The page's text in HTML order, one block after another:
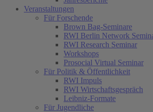
Veranstaltungen
Für Forschende
Brown Bag-Seminare
RWI Berlin Network
RWI Research Seminar
Workshops
Prosocial Virtual Seminar
Für Politik & Öffentlichkeit
RWI Impuls
RWI Wirtschaftsgespräch
Leibniz-Formate
Für Jugendliche